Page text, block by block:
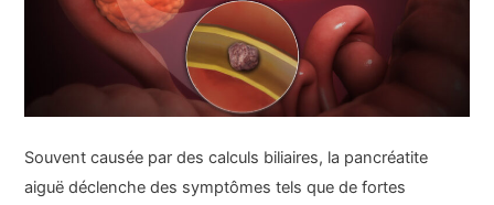
Souvent causée par des calculs biliaires, la pancréatite
aiguë déclenche des symptômes tels que de fortes